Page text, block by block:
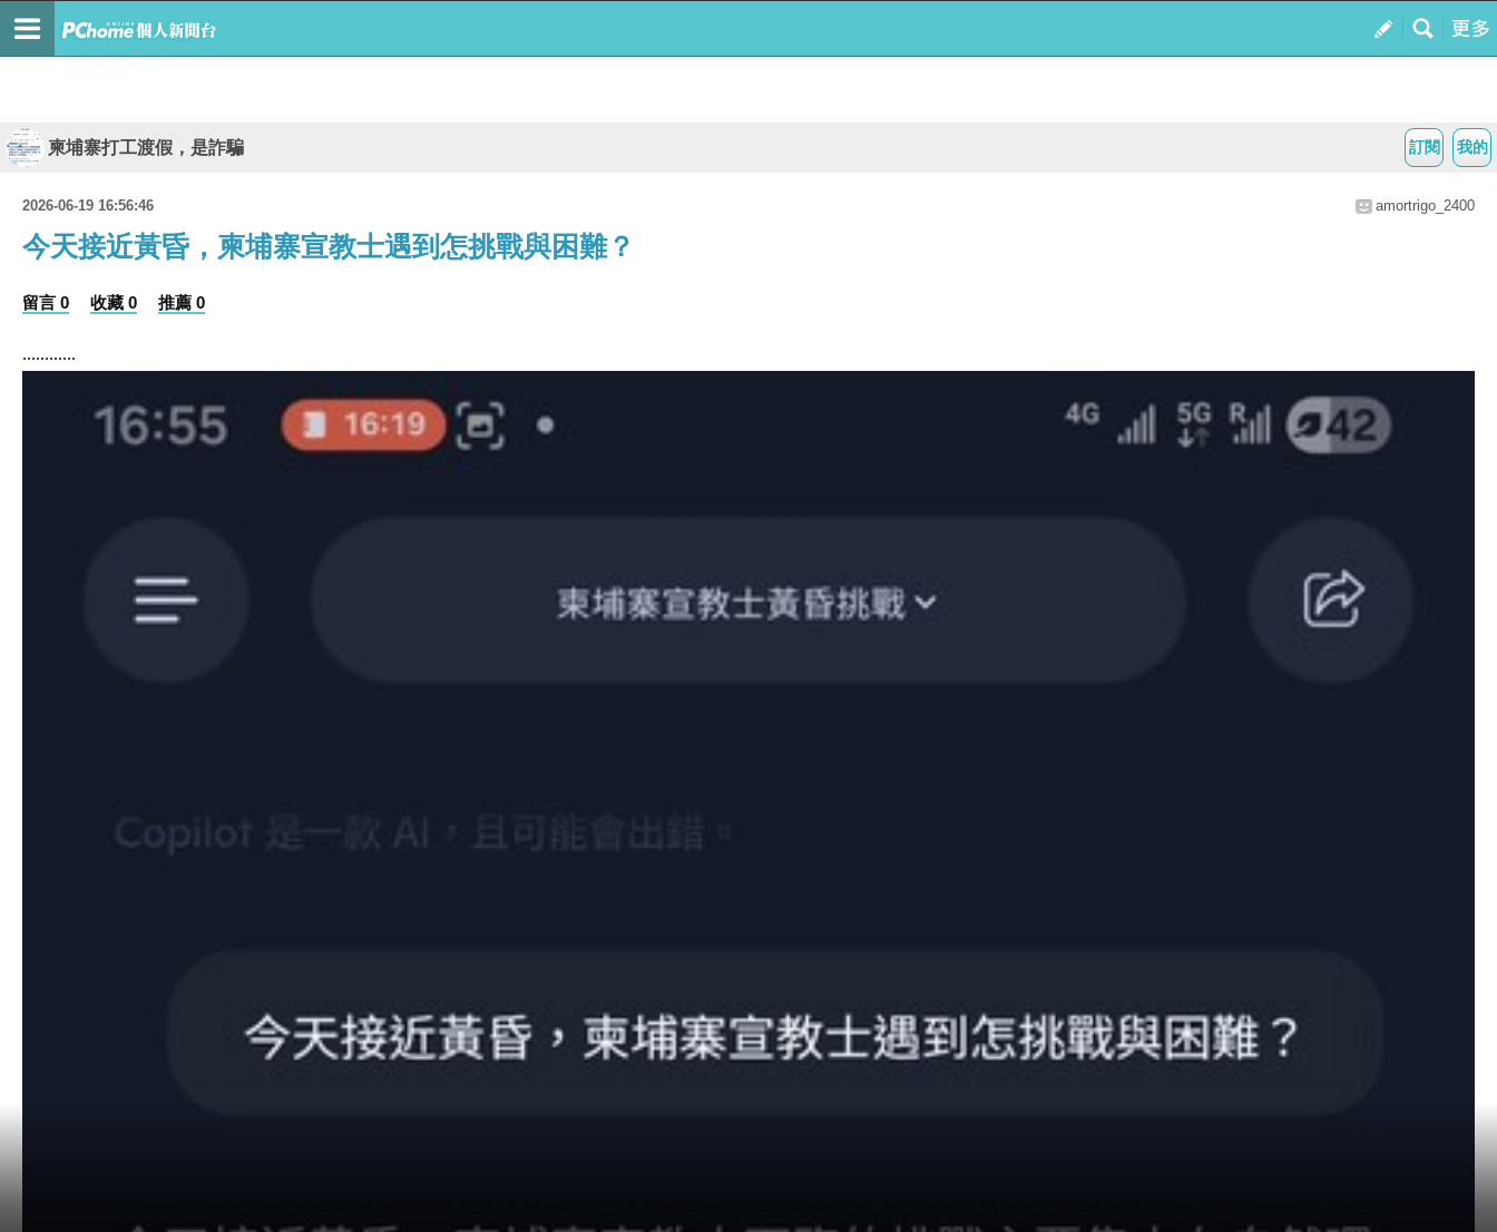
我的
訂閱
柬埔寨打工渡假，是詐騙
2026-06-19 16:56:46 amortrigo_2400
今天接近黃昏，柬埔寨宣教士遇到怎挑戰與困難？
留言 0 收藏 0 推薦 0
............